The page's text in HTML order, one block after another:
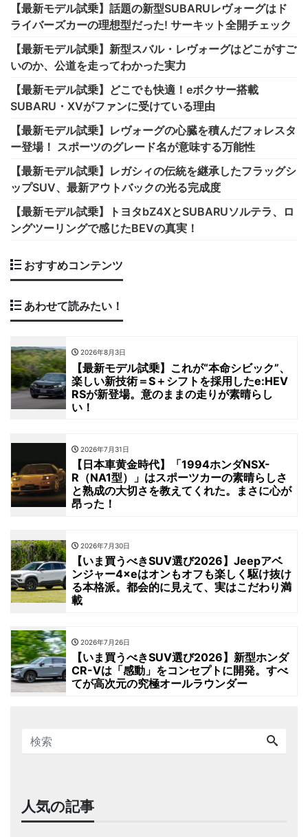
【最新モデル試乗】話題の新型SUBARUレヴォーグはド
ライバーズカーの理想型だった! サーキット全開チェック
【最新モデル試乗】新型スバル・レヴォーグはどこがすご
いのか、公道を走ってわかった実力
【最新モデル試乗】どこでも快適！eボクサー搭載
SUBARU・XVがファンに受けている理由
【最新モデル試乗】レヴォーグの心臓を積んだフォレスタ
ー登場！ スポーツのグレード名が意味する万能性
【最新モデル試乗】レガシィの伝統を継承したフラッグシ
ップSUV、最新アウトバックの光る完成度
【最新モデル試乗】トヨタbZ4XとSUBARUソルテラ、ロ
ングツーリングで感じたBEVの真実！
おすすめコンテンツ
あわせて読みたい！
2026年8月3日
【最新モデル試乗】これが“本命シビック”、
楽しい新技術＝S＋シフトを採用したe:HEV
RSが新登場。意のままの走りが素晴らし
い！
2026年7月31日
【日本車黄金時代】「1994ホンダNSX-
R（NA1型）」はスポーツカーの素晴らしさ
と熟成の大切さを教えてくれた。まさに心が
昂った！
2026年7月30日
【いま買うべきSUV選び2026】Jeepアベ
ンジャー4×eはオンもオフも楽しく駆け抜け
る本格派。都会的に見えて、実はこだわり満
載
2026年7月26日
【いま買うべきSUV選び2026】新型ホンダ
CR-Vは「感動」をコンセプトに開発。すべ
てが高次元の究極オールラウンダー
人気の記事